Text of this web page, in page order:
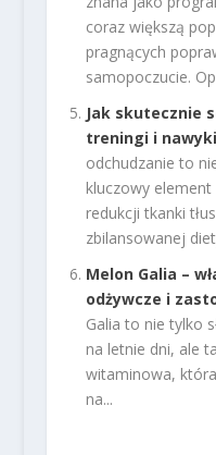
coraz większą
pragnących
samopoczucie.
Jak skutecznie
treningi i
odchudzanie to
kluczowy
redukcji tkanki
zbilansowanej
Melon Galia –
odżywcze i
Galia to nie tylko
na letnie dni, ale
witaminowa,
na...